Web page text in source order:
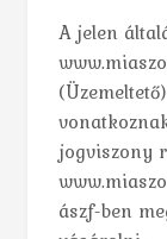
A jelen
jogviszony
ászf-ben